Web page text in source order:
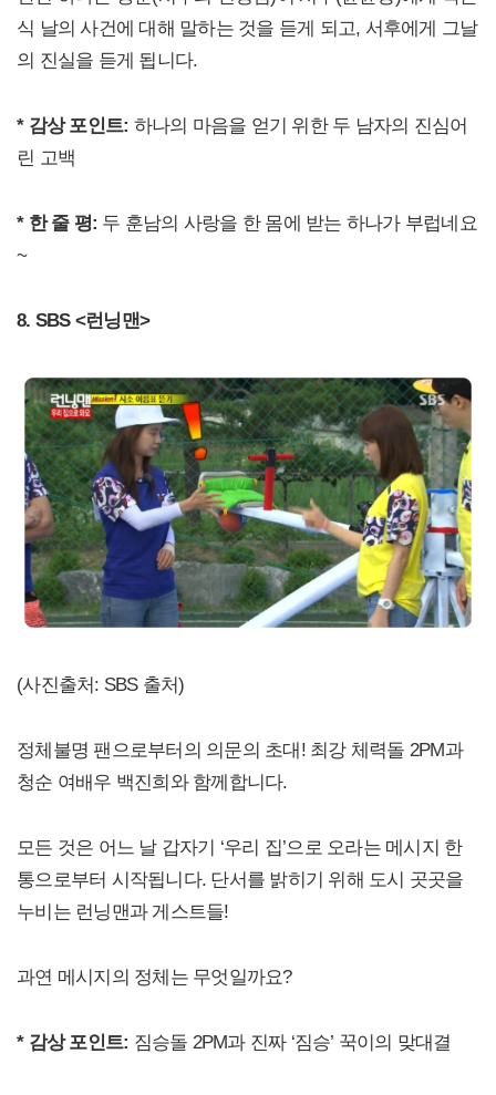
식 날의 사건에 대해 말하는 것을 듣게 되고, 서후에게 그날
의 진실을 듣게 됩니다.
* 감상 포인트: 하나의 마음을 얻기 위한 두 남자의 진심어
린 고백
* 한 줄 평: 두 훈남의 사랑을 한 몸에 받는 하나가 부럽네요
~
8. SBS <런닝맨>
(사진출처: SBS 출처)
정체불명 팬으로부터의 의문의 초대! 최강 체력돌 2PM과
청순 여배우 백진희와 함께합니다.
모든 것은 어느 날 갑자기 ‘우리 집’으로 오라는 메시지 한
통으로부터 시작됩니다. 단서를 밝히기 위해 도시 곳곳을
누비는 런닝맨과 게스트들!
과연 메시지의 정체는 무엇일까요?
* 감상 포인트: 짐승돌 2PM과 진짜 ‘짐승’ 꾹이의 맞대결